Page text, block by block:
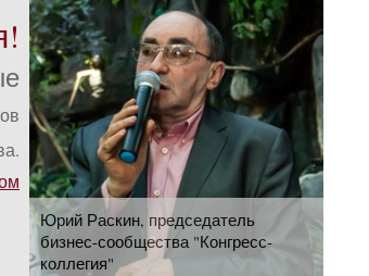
Юрий Раскин, председатель
бизнес-сообщества "Конгресс-
коллегия"